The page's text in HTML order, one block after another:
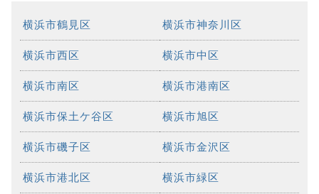
横浜市鶴見区 横浜市神奈川区
横浜市西区 横浜市中区
横浜市南区 横浜市港南区
横浜市保土ケ谷区 横浜市旭区
横浜市磯子区 横浜市金沢区
横浜市港北区 横浜市緑区